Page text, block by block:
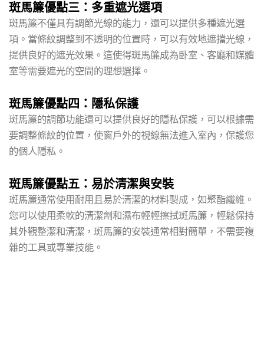
斑馬簾優點三：多重遮光選項
斑馬簾不僅具有調節光線的能力，還可以提供多種遮光選
項。當條紋調整到不透明的位置時，可以有效地遮擋光線，
提供良好的遮光效果。這使得斑馬簾成為卧室、客廳和媒體
室等需要遮光的空間的理想選擇。
斑馬簾優點四：隱私保護
斑馬簾的調節功能還可以提供良好的隱私保護，可以根據需
要調整條紋的位置，使窗戶外的視線無法進入室內，保護您
的個人隱私。
斑馬簾優點五：易於清潔與安裝
斑馬簾通常使用耐用且易於清潔的材料製成，如聚酯纖維。
您可以使用柔軟的清潔劑和濕布輕輕擦拭斑馬簾，輕鬆保持
其外觀整潔和清潔，斑馬簾的安裝通常相對簡單，不需要複
雜的工具或專業技能。